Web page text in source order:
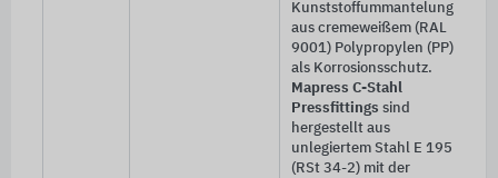
Kunststoffummantelung
aus cremeweißem (RAL
9001) Polypropylen (PP)
als Korrosionsschutz.
Mapress C-Stahl
Pressfittings sind
hergestellt aus
unlegiertem Stahl E 195
(RSt 34-2) mit der